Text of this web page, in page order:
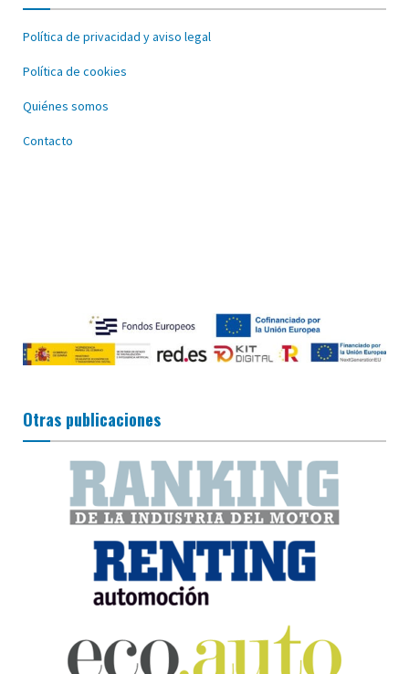
Política de privacidad y aviso legal
Política de cookies
Quiénes somos
Contacto
Otras publicaciones